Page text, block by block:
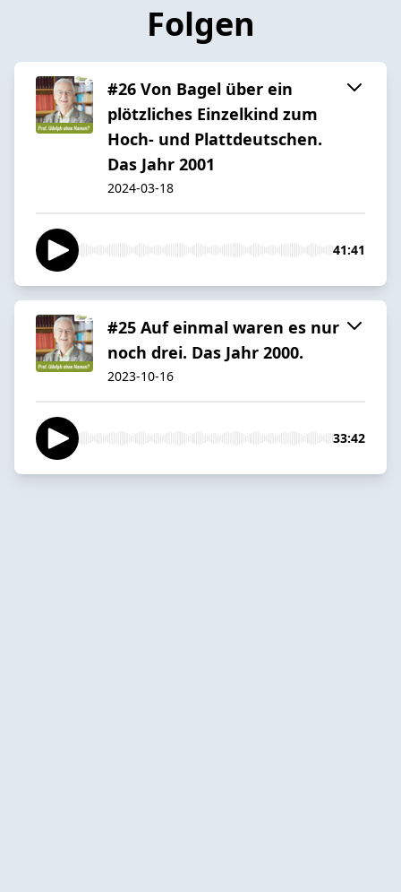
Folgen
#26 Von Bagel über ein
plötzliches Einzelkind zum
Hoch- und Plattdeutschen.
Das Jahr 2001
2024-03-18
41:41
#25 Auf einmal waren es nur
noch drei. Das Jahr 2000.
2023-10-16
33:42